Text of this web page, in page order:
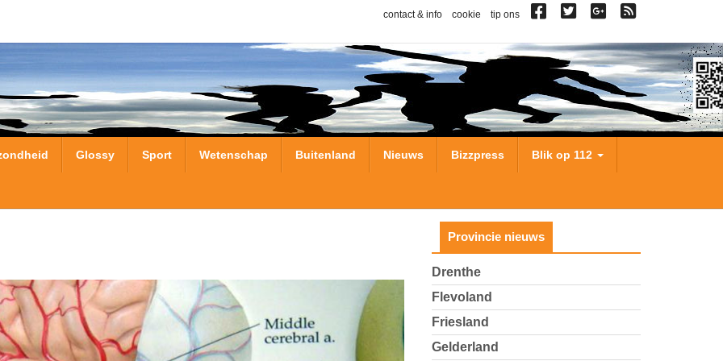
contact & info cookie tip ons
Glossy Sport Wetenschap Buitenland Nieuws Bizzpress Blik op 112
Provincie nieuws
Drenthe
Flevoland
Friesland
Gelderland